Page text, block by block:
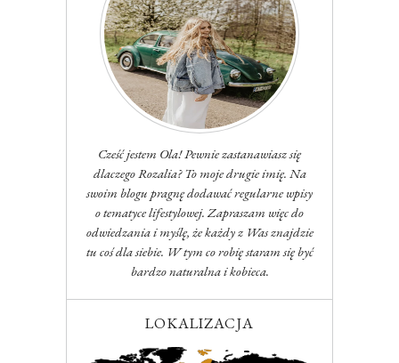
Cześć jestem Ola! Pewnie zastanawiasz się
dlaczego Rozalia? To moje drugie imię. Na
swoim blogu pragnę dodawać regularne wpisy
o tematyce lifestylowej. Zapraszam więc do
odwiedzania i myślę, że każdy z Was znajdzie
tu coś dla siebie. W tym co robię staram się być
bardzo naturalna i kobieca.
LOKALIZACJA